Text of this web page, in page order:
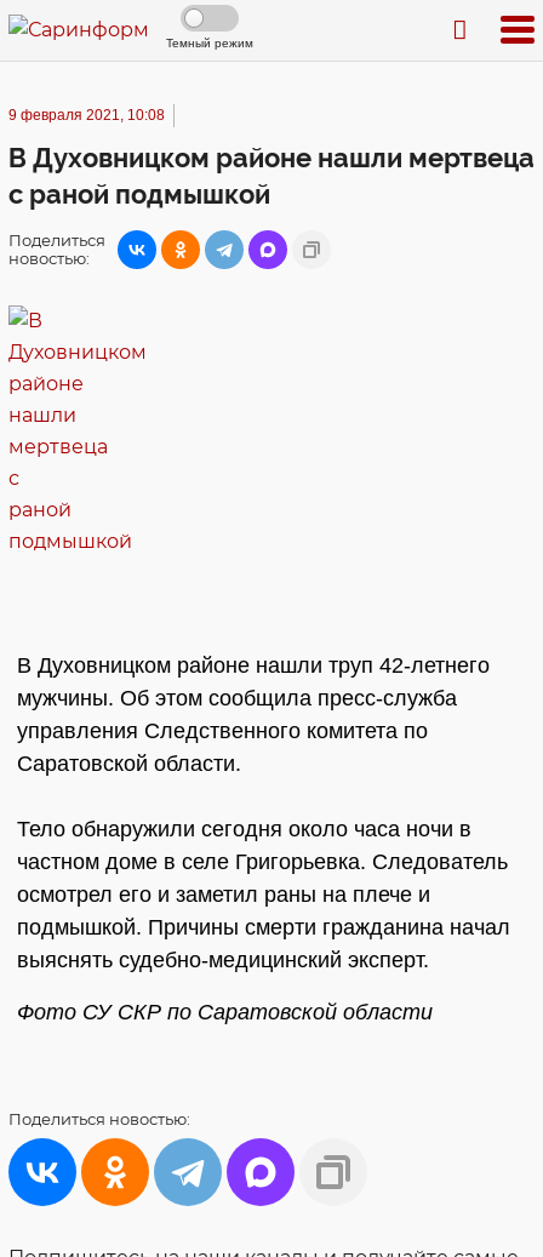
Темный режим
9 февраля 2021, 10:08
В Духовницком районе нашли мертвеца
с раной подмышкой
Поделиться
новостью:
В Духовницком районе нашли труп 42-летнего
мужчины. Об этом сообщила пресс-служба
управления Следственного комитета по
Саратовской области.
Тело обнаружили сегодня около часа ночи в
частном доме в селе Григорьевка. Следователь
осмотрел его и заметил раны на плече и
подмышкой. Причины смерти гражданина начал
выяснять судебно-медицинский эксперт.
Фото СУ СКР по Саратовской области
Поделиться новостью: